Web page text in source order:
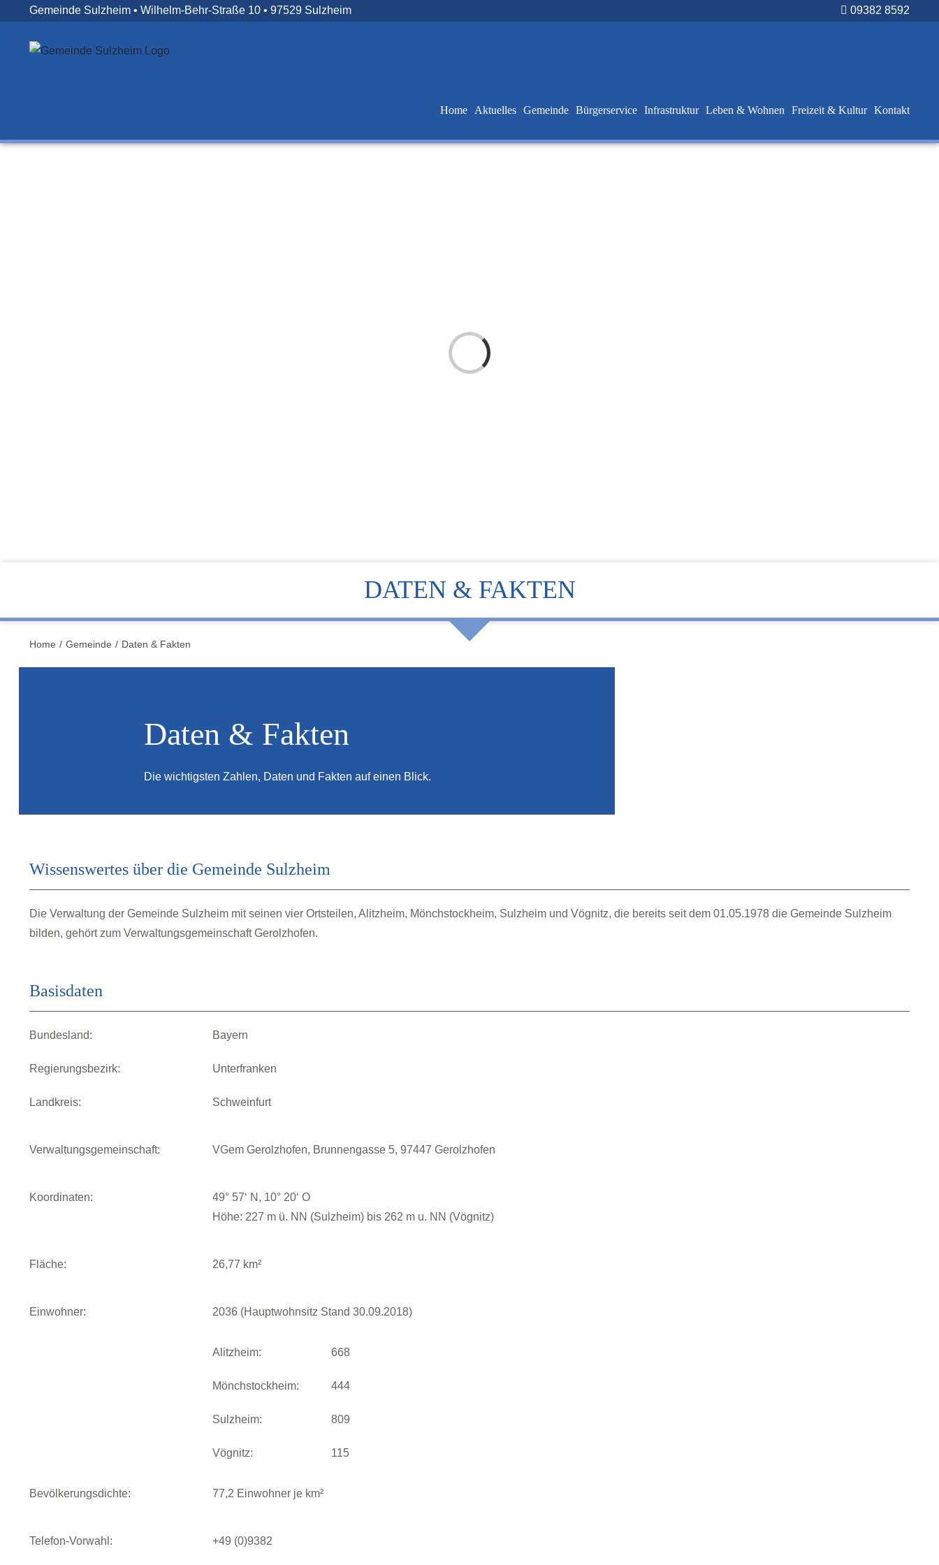
springen
Gemeinde Sulzheim • Wilhelm-Behr-Straße 10 • 97529 Sulzheim 09382 8592
Home Aktuelles Gemeinde Bürgerservice Infrastruktur Leben & Wohnen Freizeit & Kultur Kontakt
Loading...
DATEN & FAKTEN
Home Gemeinde Daten & Fakten
Daten & Fakten
Die wichtigsten Zahlen, Daten und Fakten auf einen Blick.
Wissenswertes über die Gemeinde Sulzheim
Die Verwaltung der Gemeinde Sulzheim mit seinen vier Ortsteilen, Alitzheim, Mönchstockheim, Sulzheim und Vögnitz, die bereits seit dem 01.05.1978 die Gemeinde Sulzheim
bilden, gehört zum Verwaltungsgemeinschaft Gerolzhofen.
Basisdaten
Bundesland: Bayern
Regierungsbezirk: Unterfranken
Landkreis: Schweinfurt
Verwaltungsgemeinschaft: VGem Gerolzhofen, Brunnengasse 5, 97447 Gerolzhofen
Koordinaten:
49° 57‘ N, 10° 20‘ O
Höhe: 227 m ü. NN (Sulzheim) bis 262 m u. NN (Vögnitz)
Fläche: 26,77 km²
Einwohner: 2036 (Hauptwohnsitz Stand 30.09.2018)
Alitzheim: 668
Mönchstockheim: 444
Sulzheim: 809
Vögnitz: 115
Bevölkerungsdichte: 77,2 Einwohner je km²
Telefon-Vorwahl: +49 (0)9382